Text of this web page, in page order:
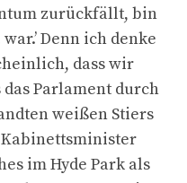
zurückfällt, bin
war.’ Denn ich denke
dass wir
das Parlament durch
weißen Stiers
Kabinettsminister
im Hyde Park als